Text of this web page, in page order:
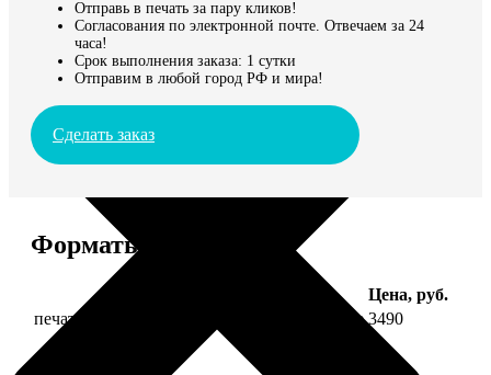
Отправь в печать за пару кликов!
Согласования по электронной почте. Отвечаем за 24
часа!
Срок выполнения заказа: 1 сутки
Отправим в любой город РФ и мира!
Сделать заказ
Форматы и цены
Цена, руб.
печать фото на холсте 30х60 на подрамнике 3490